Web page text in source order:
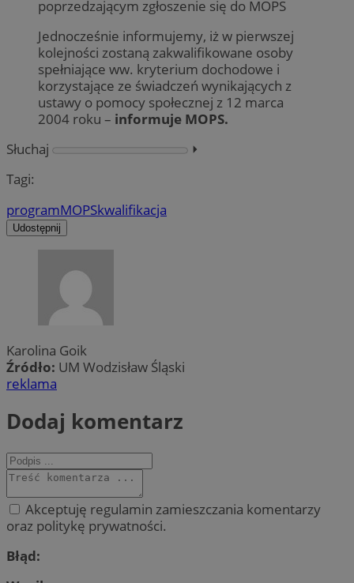
poprzedzającym zgłoszenie się do MOPS
Jednocześnie informujemy, iż w pierwszej
kolejności zostaną zakwalifikowane osoby
spełniające ww. kryterium dochodowe i
korzystające ze świadczeń wynikających z
ustawy o pomocy społecznej z 12 marca
2004 roku – informuje MOPS.
Słuchaj
⏵︎
Tagi:
programMOPSkwalifikacja
Udostępnij
Karolina Goik
Źródło: UM Wodzisław Śląski
reklama
Dodaj komentarz
Akceptuję regulamin zamieszczania komentarzy
oraz politykę prywatności.
Błąd: